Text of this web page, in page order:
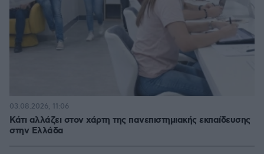
Κάτι αλλάζει στον χάρτη της πανεπιστημιακής εκπαίδευσης
στην Ελλάδα
03.08.2026, 11:06